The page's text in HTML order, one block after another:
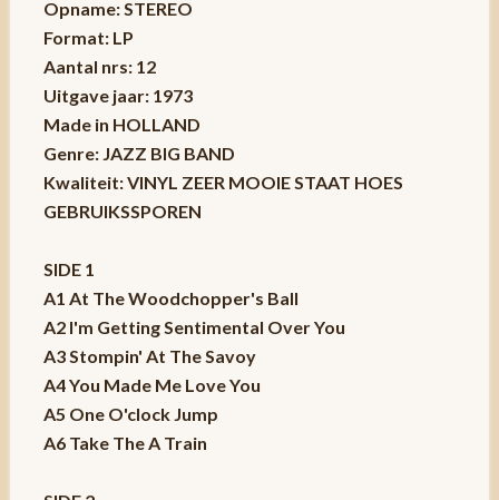
Opname: STEREO
Format: LP
Aantal nrs: 12
Uitgave jaar: 1973
Made in HOLLAND
Genre: JAZZ BIG BAND
Kwaliteit: VINYL ZEER MOOIE STAAT HOES
GEBRUIKSSPOREN
SIDE 1
A1 At The Woodchopper's Ball
A2 I'm Getting Sentimental Over You
A3 Stompin' At The Savoy
A4 You Made Me Love You
A5 One O'clock Jump
A6 Take The A Train